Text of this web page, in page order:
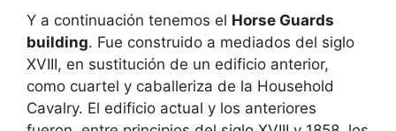
Y a continuación tenemos el Horse Guards
building. Fue construido a mediados del siglo
XVIII, en sustitución de un edificio anterior,
como cuartel y caballeriza de la Household
Cavalry. El edificio actual y los anteriores